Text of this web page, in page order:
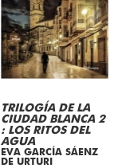
TRILOGÍA DE LA
CIUDAD BLANCA 2
: LOS RITOS DEL
AGUA
EVA GARCÍA SÁENZ
DE URTURI